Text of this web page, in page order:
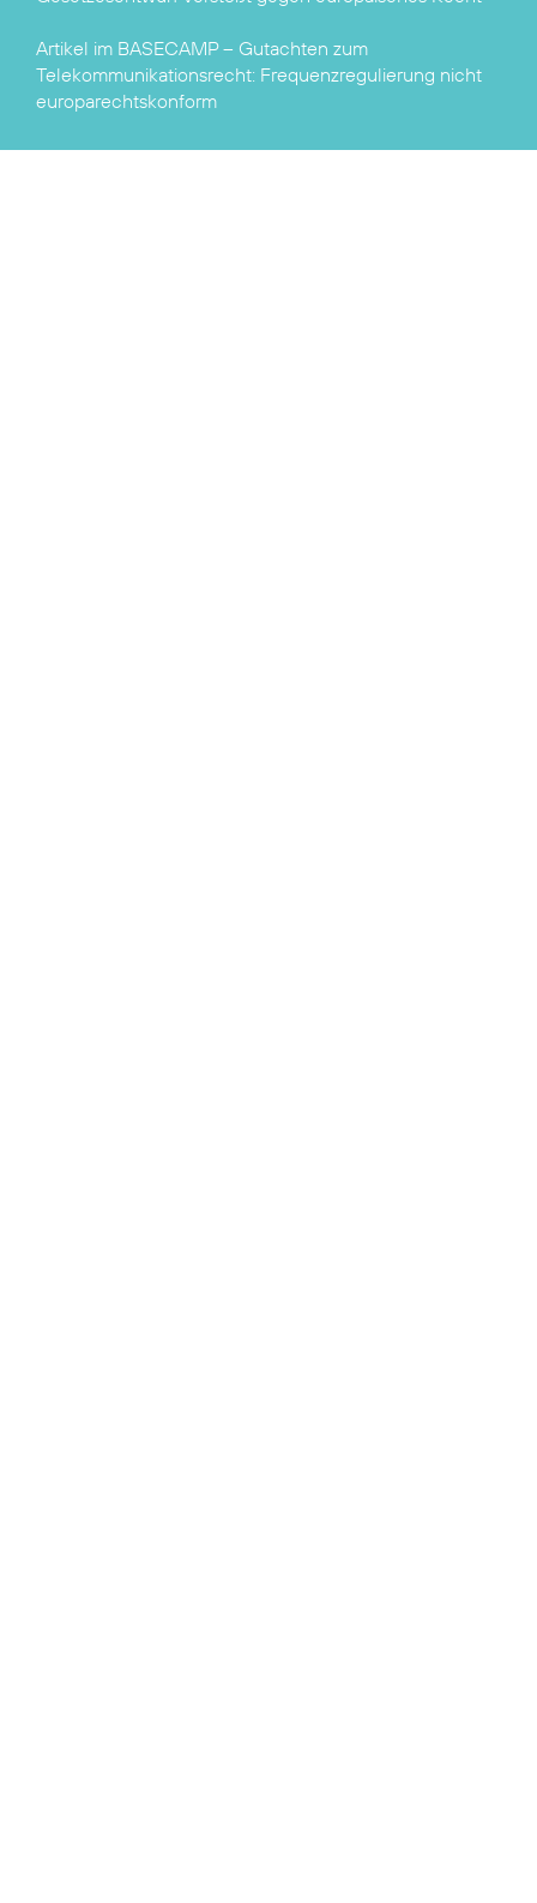
Artikel im BASECAMP – Gutachten zum
Telekommunikationsrecht: Frequenzregulierung nicht
europarechtskonform